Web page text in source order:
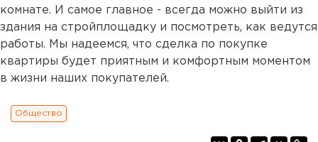
комнате. И самое главное - всегда можно выйти из
здания на стройплощадку и посмотреть, как ведутся
работы. Мы надеемся, что сделка по покупке
квартиры будет приятным и комфортным моментом
в жизни наших покупателей.
Общество